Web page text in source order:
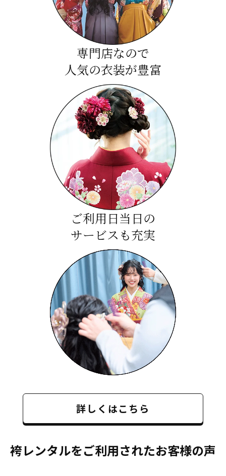
専門店なので
人気の衣装が豊富
ご利用日当日の
サービスも充実
詳しくはこちら
袴レンタルをご利用されたお客様の声